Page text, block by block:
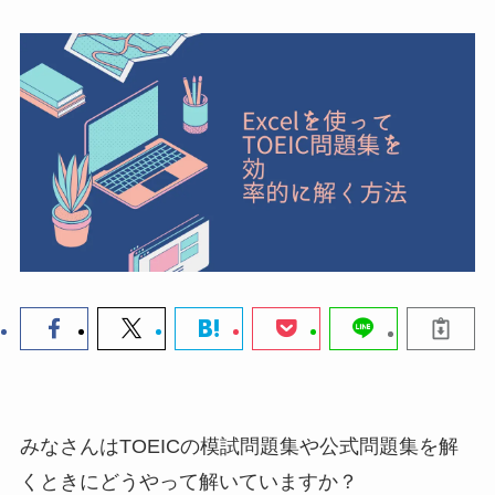
みなさんはTOEICの模試問題集や公式問題集を解
くときにどうやって解いていますか？